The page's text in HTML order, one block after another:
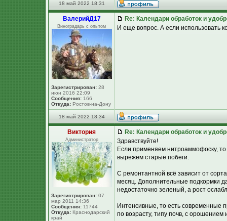
18 май 2022 18:31
ВалерийД17
Виноградарь с опытом
Зарегистрирован: 28
июн 2016 22:09
Сообщения: 166
Откуда: Ростов-на-Дону
Re: Календари обработок и
И еще вопрос. А если использовать
18 май 2022 18:34
Виктория
Администратор
Зарегистрирован: 07
мар 2011 14:36
Сообщения: 11744
Откуда: Краснодарский
край
Re: Календари обработок и
Здравствуйте!
Если применяем нитроаммофоску, то
вырежем старые побеги.
С ремонтантной всё зависит от
месяц. Дополнительные подкормки
недостаточно зеленый, а рост
Интенсивные, то есть современные
по возрасту, типу почв, с